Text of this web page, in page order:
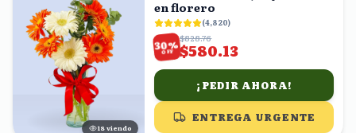
18 viendo
en florero
(4,820)
30%
OFF
$828.76
$580.13
¡PEDIR AHORA!
ENTREGA URGENTE